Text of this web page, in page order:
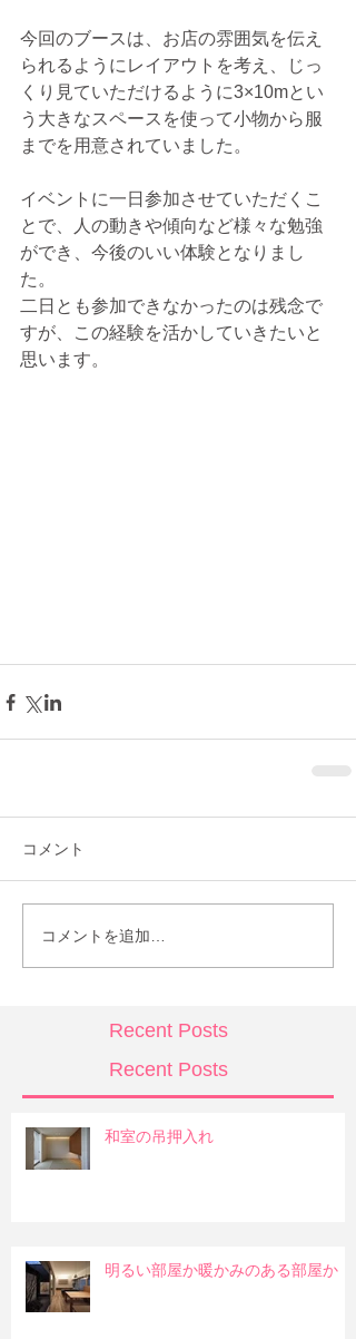
今回のブースは、お店の雰囲気を伝え
られるようにレイアウトを考え、じっ
くり見ていただけるように3×10mとい
う大きなスペースを使って小物から服
までを用意されていました。
イベントに一日参加させていただくこ
とで、人の動きや傾向など様々な勉強
ができ、今後のいい体験となりまし
た。
二日とも参加できなかったのは残念で
すが、この経験を活かしていきたいと
思います。
コメント
コメントを追加…
Recent Posts
Recent Posts
和室の吊押入れ
明るい部屋か暖かみのある部屋か